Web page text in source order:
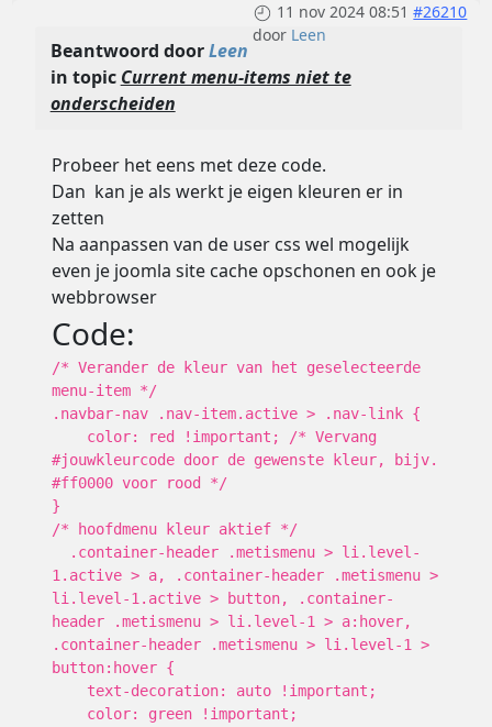
11 nov 2024 08:51 #26210
door Leen
Beantwoord doorLeen
in topic Current menu-items niet te
onderscheiden
Probeer het eens met deze code.
Dan kan je als werkt je eigen kleuren er in
zetten
Na aanpassen van de user css wel mogelijk
even je joomla site cache opschonen en ook je
webbrowser
Code:
/* Verander de kleur van het geselecteerde
menu-item */
.navbar-nav .nav-item.active > .nav-link {
color: red !important; /* Vervang
#jouwkleurcode door de gewenste kleur, bijv.
#ff0000 voor rood */
}
/* hoofdmenu kleur aktief */
.container-header .metismenu > li.level-
1.active > a, .container-header .metismenu >
li.level-1.active > button, .container-
header .metismenu > li.level-1 > a:hover,
.container-header .metismenu > li.level-1 >
button:hover {
text-decoration: auto !important;
color: green !important;